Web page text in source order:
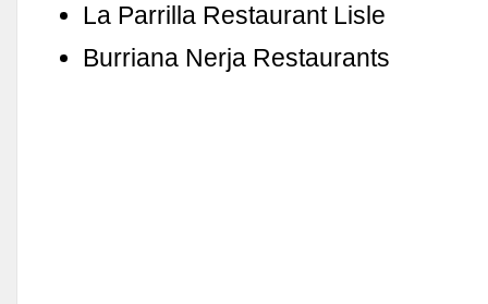
La Parrilla Restaurant Lisle
Burriana Nerja Restaurants